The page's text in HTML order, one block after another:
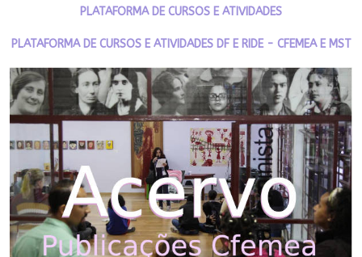
PLATAFORMA DE CURSOS E ATIVIDADES
PLATAFORMA DE CURSOS E ATIVIDADES DF E RIDE - CFEMEA E MST